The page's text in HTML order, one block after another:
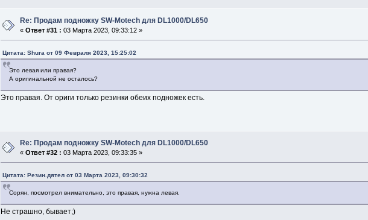
Re: Продам подножку SW-Motech для DL1000/DL650
«Ответ #31 : 03 Марта 2023, 09:33:12 »
Цитата: Shura от 09 Февраля 2023, 15:25:02
Это левая или правая?
А оригинальной не осталось?
Это правая. От ориги только резинки обеих подножек есть.
Re: Продам подножку SW-Motech для DL1000/DL650
«Ответ #32 : 03 Марта 2023, 09:33:35 »
Цитата: Резин.дятел от 03 Марта 2023, 09:30:32
Сорян, посмотрел внимательно, это правая, нужна левая.
Не страшно, бывает;)